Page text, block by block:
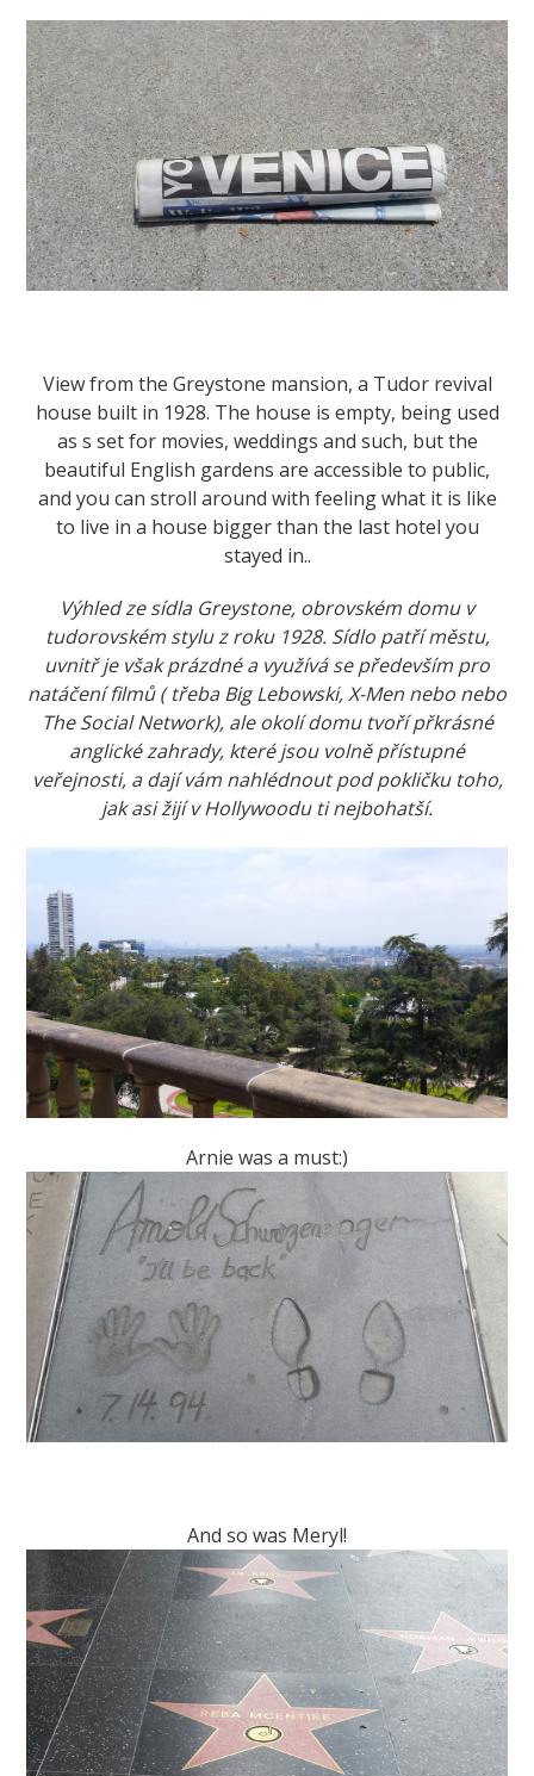
View from the Greystone mansion, a Tudor revival
house built in 1928. The house is empty, being used
as s set for movies, weddings and such, but the
beautiful English gardens are accessible to public,
and you can stroll around with feeling what it is like
to live in a house bigger than the last hotel you
stayed in..
Výhled ze sídla Greystone, obrovském domu v
tudorovském stylu z roku 1928. Sídlo patří městu,
uvnitř je však prázdné a využívá se především pro
natáčení filmů ( třeba Big Lebowski, X-Men nebo nebo
The Social Network), ale okolí domu tvoří přkrásné
anglické zahrady, které jsou volně přístupné
veřejnosti, a dají vám nahlédnout pod pokličku toho,
jak asi žijí v Hollywoodu ti nejbohatší.
Arnie was a must:)
And so was Meryl!